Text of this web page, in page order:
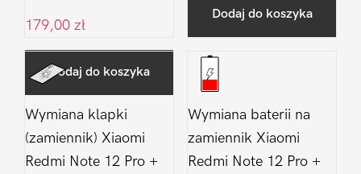
179,00 zł
Dodaj do koszyka
Dodaj do koszyka
Wymiana klapki
(zamiennik) Xiaomi
Redmi Note 12 Pro +
Wymiana baterii na
zamiennik Xiaomi
Redmi Note 12 Pro +